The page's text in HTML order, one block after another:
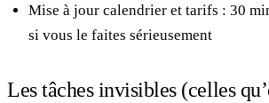
Mise à jour calendrier et tarifs : 30
si vous le faites sérieusement
Les tâches invisibles (celles